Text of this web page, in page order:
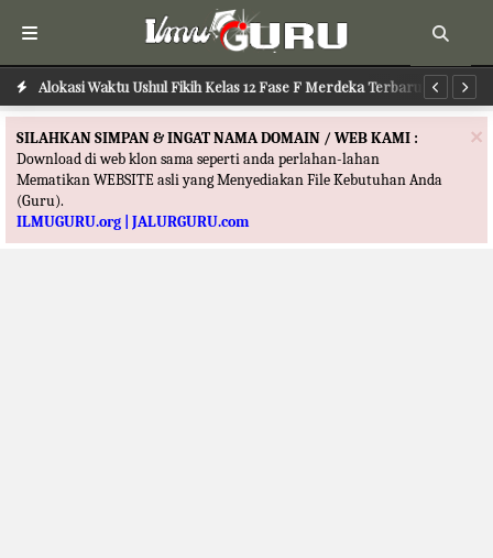
Alokasi Waktu Ushul Fikih Kelas 12 Fase F Merdeka Terbaru
Alokasi Waktu Ilmu Tafsir Kelas 12 Fase F Merdeka Terbaru
×
SILAHKAN SIMPAN & INGAT NAMA DOMAIN / WEB KAMI :
Download di web klon sama seperti anda perlahan-lahan
Mematikan WEBSITE asli yang Menyediakan File Kebutuhan Anda
(Guru).
ILMUGURU.org | JALURGURU.com